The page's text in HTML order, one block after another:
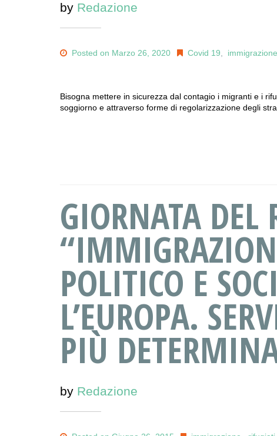
by Redazione
Posted on Marzo 26, 2020 Covid 19, immigrazione
Bisogna mettere in sicurezza dal contagio i migranti e i
soggiorno e attraverso forme di regolarizzazione degli
GIORNATA DEL
POLITICO E
L’EUROPA.
PIÙ
by Redazione